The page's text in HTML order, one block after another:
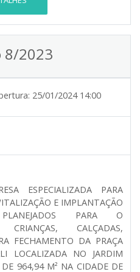
8/2023
25/01/2024 14:00
ESPECIALIZADA PARA
E IMPLANTAÇÃO
PARA O
CALÇADAS,
FECHAMENTO DA PRAÇA
LOCALIZADA NO JARDIM
964,94 M² NA CIDADE DE